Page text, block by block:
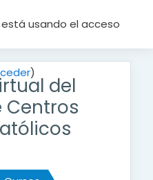
usando el acceso
)
del
Centros